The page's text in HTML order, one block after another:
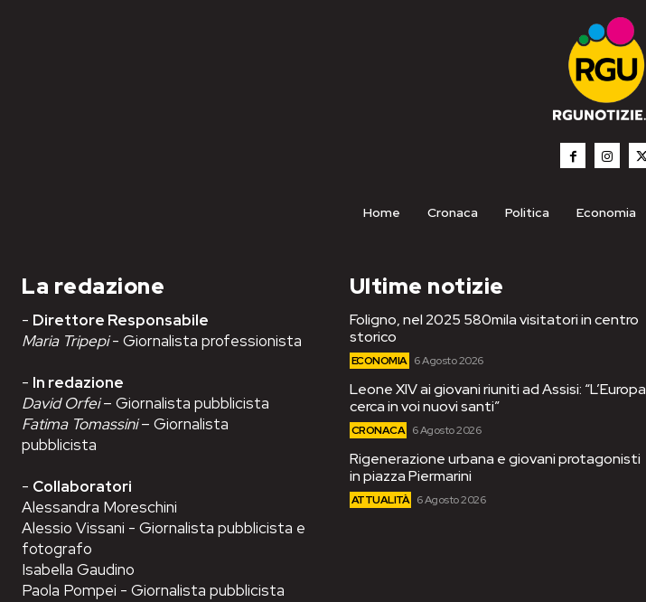
Home Cronaca Politica Economia
La redazione
- Direttore Responsabile
Maria Tripepi- Giornalista professionista
- In redazione
David Orfei– Giornalista pubblicista
Fatima Tomassini– Giornalista
pubblicista
- Collaboratori
Alessandra Moreschini
Alessio Vissani - Giornalista pubblicista e
fotografo
Isabella Gaudino
Paola Pompei - Giornalista pubblicista
Ultime notizie
Foligno, nel 2025 580mila visitatori in centro
storico
ECONOMIA 6 Agosto 2026
Leone XIV ai giovani riuniti ad Assisi: “L’Europa
cerca in voi nuovi santi”
CRONACA 6 Agosto 2026
Rigenerazione urbana e giovani protagonisti
in piazza Piermarini
ATTUALITÀ 6 Agosto 2026